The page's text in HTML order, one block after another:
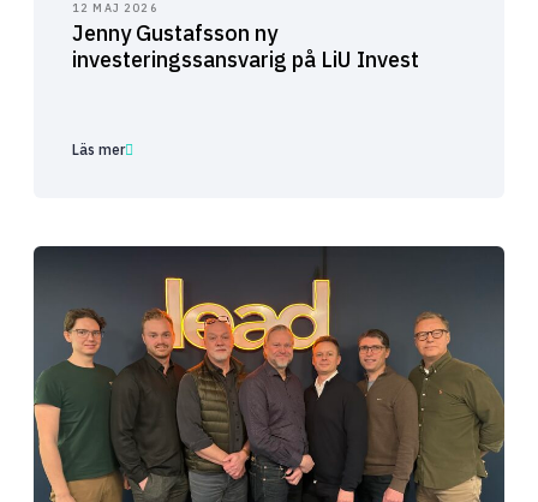
12 MAJ 2026
Jenny Gustafsson ny
investeringssansvarig på LiU Invest
Läs mer